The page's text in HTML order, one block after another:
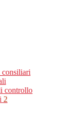
controllo
2